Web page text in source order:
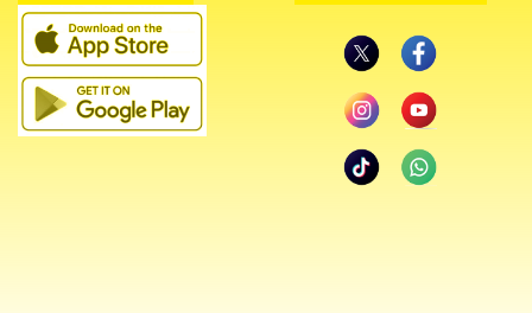
Facebook
WhatsApp
LinkedIn Telegram
Share